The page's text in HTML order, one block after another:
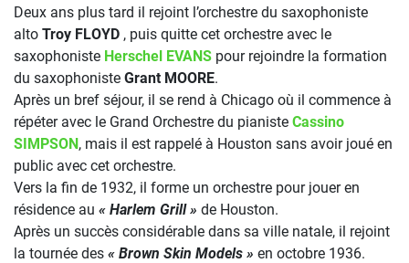
Deux ans plus tard il rejoint l’orchestre du saxophoniste
alto Troy FLOYD , puis quitte cet orchestre avec le
saxophoniste Herschel EVANS pour rejoindre la formation
du saxophoniste Grant MOORE.
Après un bref séjour, il se rend à Chicago où il commence à
répéter avec le Grand Orchestre du pianiste Cassino
SIMPSON, mais il est rappelé à Houston sans avoir joué en
public avec cet orchestre.
Vers la fin de 1932, il forme un orchestre pour jouer en
résidence au « Harlem Grill » de Houston.
Après un succès considérable dans sa ville natale, il rejoint
la tournée des « Brown Skin Models » en octobre 1936.